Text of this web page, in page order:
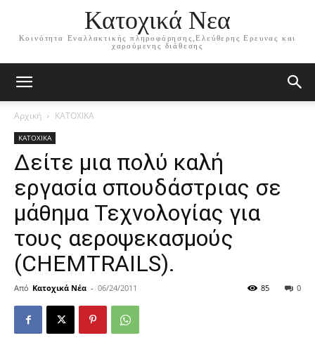
Κατοχικά Νεα
Κοινότητα Εναλλακτικής πληροφόρησης,Ελεύθερης Ερευνας και
χαρούμενης διάθεσης
Αρχική ΚΑΤΟΧΙΚΑ
ΚΑΤΟΧΙΚΑ
Δείτε μια πολύ καλή
εργασία σπουδάστριας σε
μάθημα Τεχνολογίας για
τους αεροψεκασμούς
(CHEMTRAILS).
Από Κατοχικά Νέα - 06/24/2011 0
85